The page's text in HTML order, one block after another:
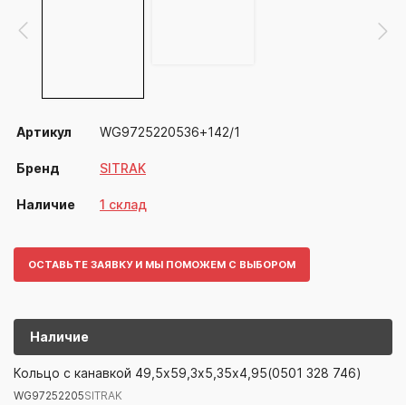
Артикул WG9725220536+142/1
Бренд SITRAK
Наличие 1 склад
ОСТАВЬТЕ ЗАЯВКУ И МЫ ПОМОЖЕМ С ВЫБОРОМ
Наличие
Артикул/БрендНаименование
WG97252205SITRAK
Кольцо с канавкой 49,5х59,3х5,35х4,95(0501 328 746)
WG97252205SITRAK